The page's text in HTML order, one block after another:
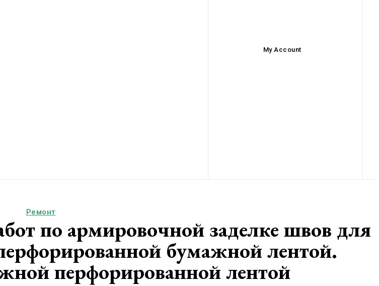
My Account
Ремонт
по армировочной заделке швов для
бумажной лентой.
перфорированной лентой